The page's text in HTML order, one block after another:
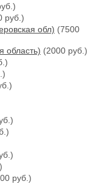
руб.)
обл) (7500
область) (2000 руб.)
руб.)